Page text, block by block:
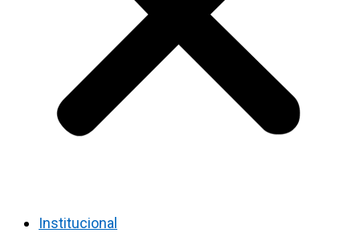
Institucional